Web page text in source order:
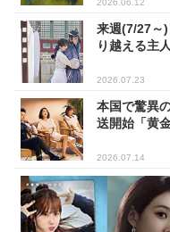
2026.06.12
来週(7/27～
り越える主
2026.07.23
本国で驚異
送開始「黄
2026.07.14